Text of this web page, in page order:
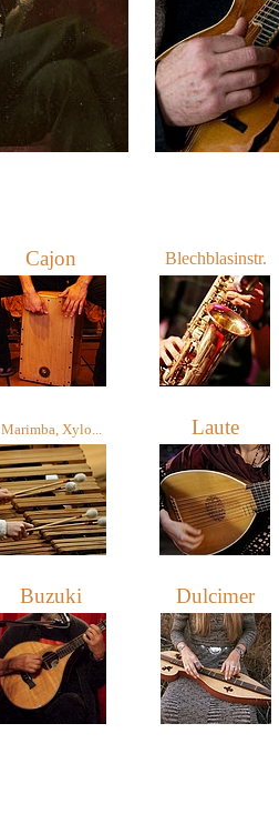
Cajon Blechblasinstr.
Marimba, Xylo... Laute
Buzuki Dulcimer